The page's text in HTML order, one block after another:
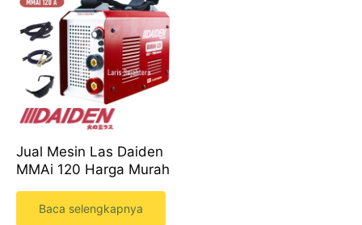
Jual Mesin Las Daiden
MMAi 120 Harga Murah
Baca selengkapnya